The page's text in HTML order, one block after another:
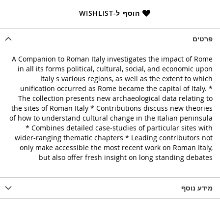
הוסף ל-WISHLIST
פרטים
A Companion to Roman Italy investigates the impact of Rome
in all its forms political, cultural, social, and economic upon
Italy s various regions, as well as the extent to which
unification occurred as Rome became the capital of Italy. *
The collection presents new archaeological data relating to
the sites of Roman Italy * Contributions discuss new theories
of how to understand cultural change in the Italian peninsula
* Combines detailed case-studies of particular sites with
wider-ranging thematic chapters * Leading contributors not
only make accessible the most recent work on Roman Italy,
but also offer fresh insight on long standing debates
מידע נוסף